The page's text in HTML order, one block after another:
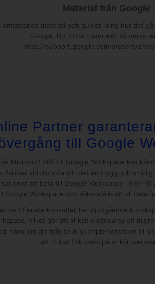
Material från Google
omfattande material och guider kring hur det
Google. Du hittar materialet på deras
https://support.google.com/a/users/
Partner
till Google
Microsoft 365 till Google Workspace kan
Partner vid din sida blir det en trygg och
att byta till Google Workspace i över
Google Workspace och säkerställa att all data
certifierade konsulter har djupgående
vilket gör att vi kan skräddarsy en
hand om allt från teknisk implementation till
att ni kan fokusera på er